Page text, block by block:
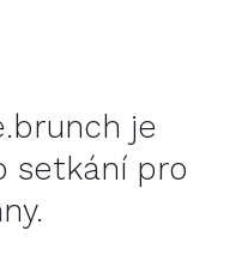
je
setkání pro